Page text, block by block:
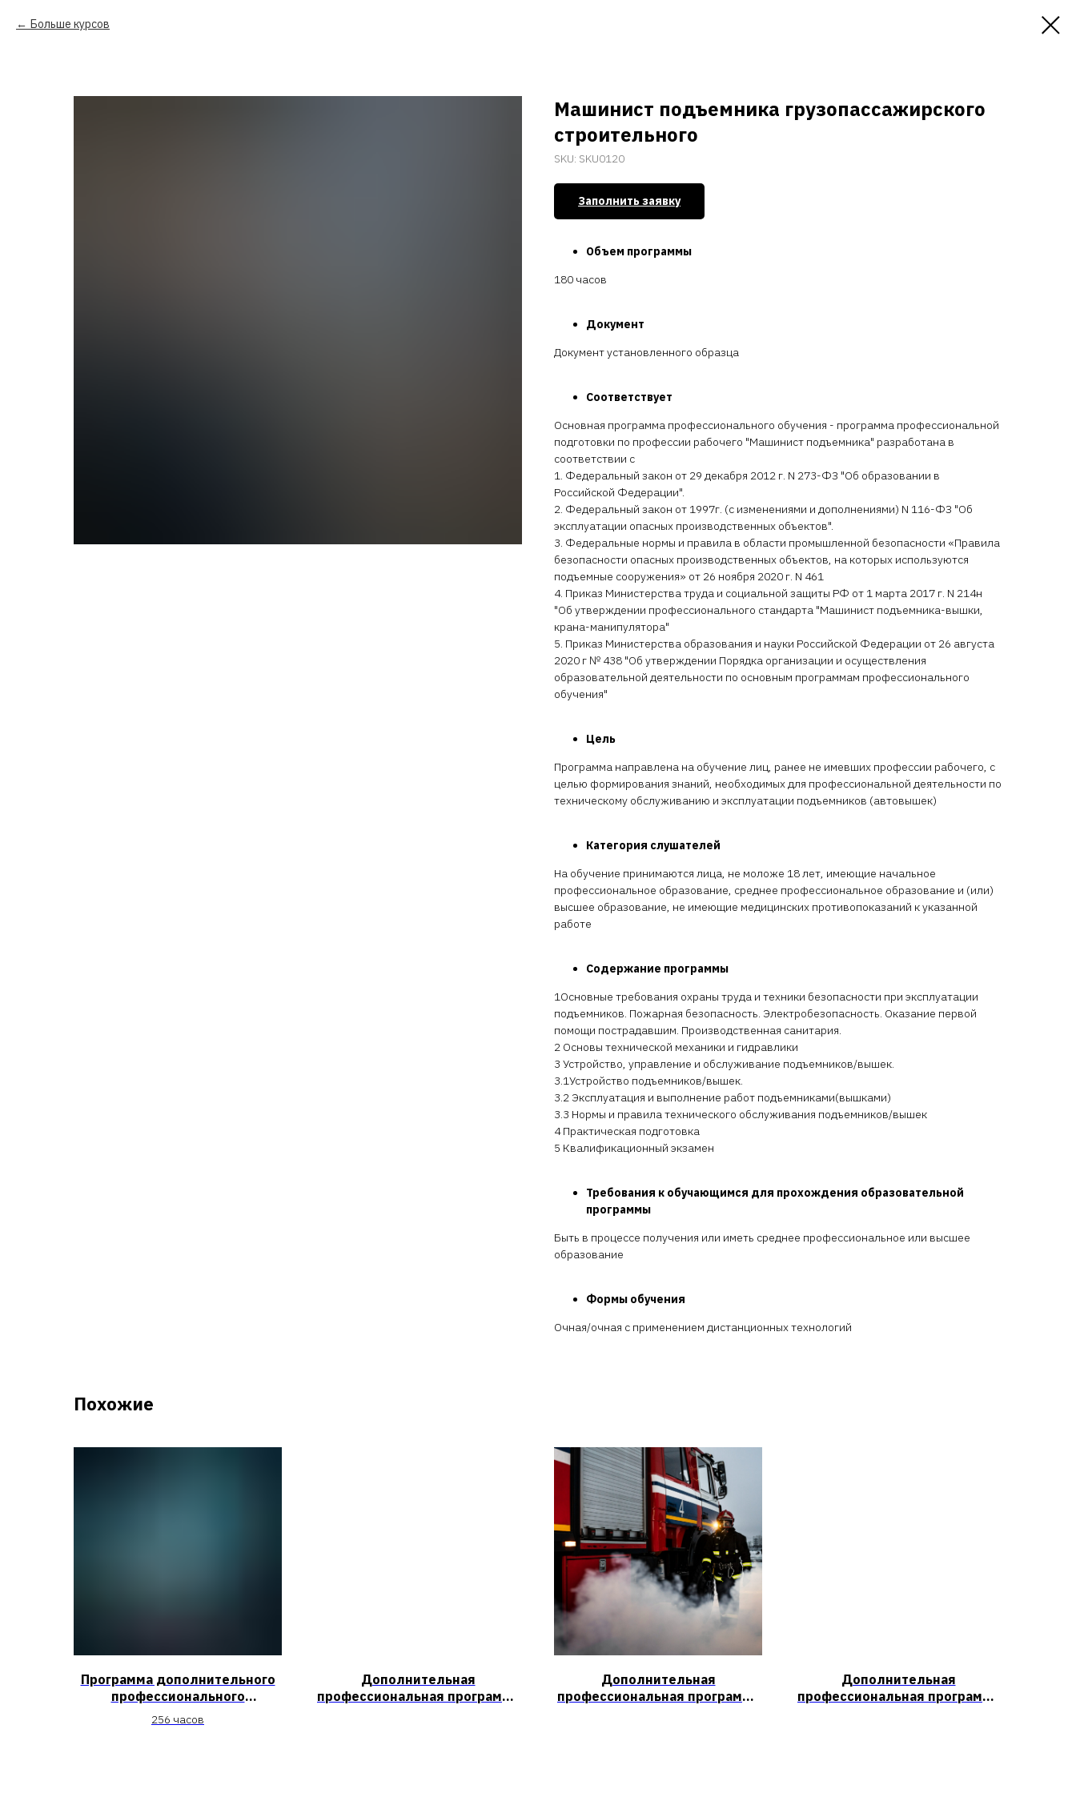
Больше курсов
Машинист подъемника грузопассажирского
строительного
SKU: SKU0120
Заполнить заявку
Объем программы
180 часов
Документ
Документ установленного образца
Соответствует
Основная программа профессионального обучения - программа профессиональной
подготовки по профессии рабочего "Машинист подъемника" разработана в
соответствии с
1. Федеральный закон от 29 декабря 2012 г. N 273-ФЗ "Об образовании в
Российской Федерации".
2. Федеральный закон от 1997г. (с изменениями и дополнениями) N 116-ФЗ "Об
эксплуатации опасных производственных объектов".
3. Федеральные нормы и правила в области промышленной безопасности «Правила
безопасности опасных производственных объектов, на которых используются
подъемные сооружения» от 26 ноября 2020 г. N 461
4. Приказ Министерства труда и социальной защиты РФ от 1 марта 2017 г. N 214н
"Об утверждении профессионального стандарта "Машинист подъемника-вышки,
крана-манипулятора"
5. Приказ Министерства образования и науки Российской Федерации от 26 августа
2020 г № 438 "Об утверждении Порядка организации и осуществления
образовательной деятельности по основным программам профессионального
обучения"
Цель
Программа направлена на обучение лиц, ранее не имевших профессии рабочего, с
целью формирования знаний, необходимых для профессиональной деятельности по
техническому обслуживанию и эксплуатации подъемников (автовышек)
Категория слушателей
На обучение принимаются лица, не моложе 18 лет, имеющие начальное
профессиональное образование, среднее профессиональное образование и (или)
высшее образование, не имеющие медицинских противопоказаний к указанной
работе
Содержание программы
1Основные требования охраны труда и техники безопасности при эксплуатации
подъемников. Пожарная безопасность. Электробезопасность. Оказание первой
помощи пострадавшим. Производственная санитария.
2 Основы технической механики и гидравлики
3 Устройство, управление и обслуживание подъемников/вышек.
3.1Устройство подъемников/вышек.
3.2 Эксплуатация и выполнение работ подъемниками(вышками)
3.3 Нормы и правила технического обслуживания подъемников/вышек
4 Практическая подготовка
5 Квалификационный экзамен
Требования к обучающимся для прохождения образовательной
программы
Быть в процессе получения или иметь среднее профессиональное или высшее
образование
Формы обучения
Очная/очная с применением дистанционных технологий
Похожие
Программа дополнительного
профессионального
образования «Специалист по
пожарной профилактике»
256 часов
Дополнительная
профессиональная программа
Дополнительная
профессиональная программа
Дополнительная
профессиональная программа